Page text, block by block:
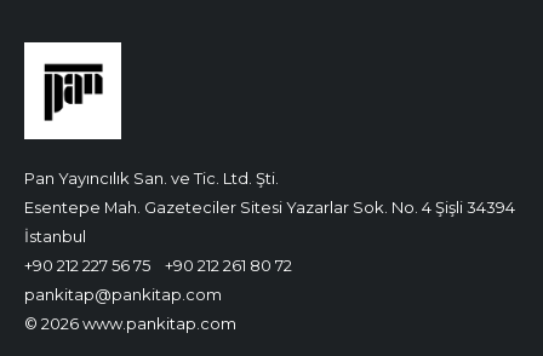
Pan Yayıncılık San. ve Tic. Ltd. Şti.
Esentepe Mah. Gazeteciler Sitesi Yazarlar Sok. No. 4 Şişli 34394
İstanbul
+90 212 227 56 75
+90 212 261 80 72
pankitap@pankitap.com
© 2026 www.pankitap.com